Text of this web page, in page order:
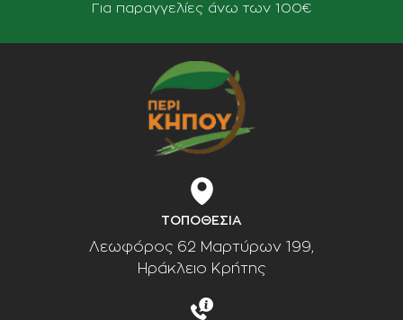
Για παραγγελίες άνω των 100€
ΤΟΠΟΘΕΣΙΑ
Λεωφόρος 62 Μαρτύρων 199,
Ηράκλειο Κρήτης